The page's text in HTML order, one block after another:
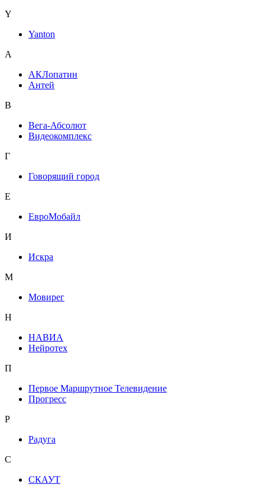
Y
Yanton
А
АКЛопатин
Антей
В
Вега-Абсолют
Видеокомплекс
Г
Говорящий город
Е
ЕвроМобайл
И
Искра
М
Мовирег
Н
НАВИА
Нейротех
П
Первое Маршрутное Телевидение
Прогресс
Р
Радуга
С
СКАУТ